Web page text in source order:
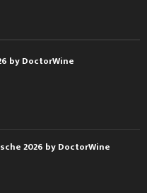
by DoctorWine
2026 by DoctorWine